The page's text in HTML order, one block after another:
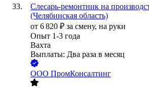
Слесарь-ремонтник на
(Челябинская область)
от 6 820 ₽ за смену, на руки
Опыт 1-3 года
Вахта
Выплаты: Два раза в месяц
ООО ПромКонсалтинг